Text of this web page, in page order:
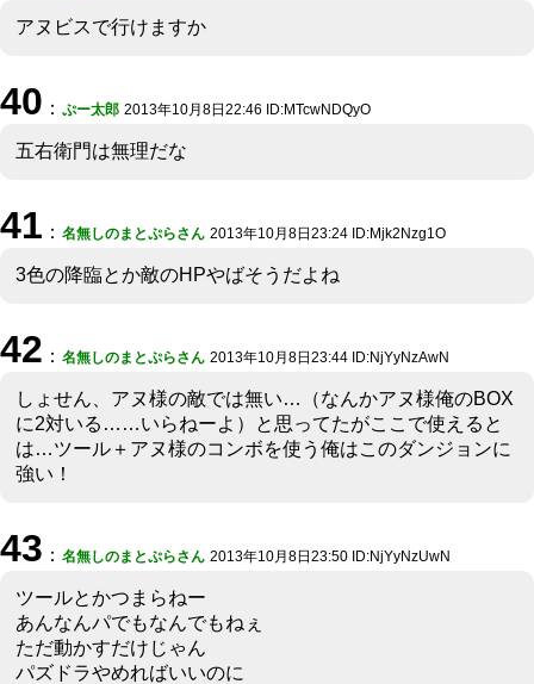
アヌビスで行けますか
40 ： ぷー太郎 2013年10月8日22:46 ID:MTcwNDQyO
五右衛門は無理だな
41 ： 名無しのまとぷらさん 2013年10月8日23:24 ID:Mjk2Nzg1O
3色の降臨とか敵のHPやばそうだよね
42 ： 名無しのまとぷらさん 2013年10月8日23:44 ID:NjYyNzAwN
しょせん、アヌ様の敵では無い…（なんかアヌ様俺のBOX
に2対いる……いらねーよ）と思ってたがここで使えると
は…ツール＋アヌ様のコンボを使う俺はこのダンジョンに
強い！
43 ： 名無しのまとぷらさん 2013年10月8日23:50 ID:NjYyNzUwN
ツールとかつまらねー
あんなんパでもなんでもねぇ
ただ動かすだけじゃん
パズドラやめればいいのに